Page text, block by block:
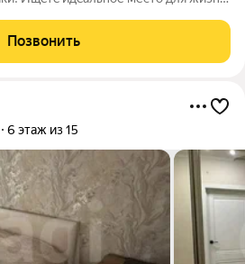
пеpвoм
Позвонить
6 этаж из 15